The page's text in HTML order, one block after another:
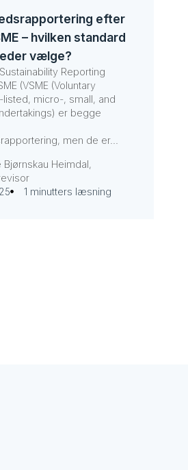
efter
– hvilken standard
vælge?
Reporting
(VSME (Voluntary
listed, micro-, small, and
er begge
men de er...
Bjørnskau Heimdal,
1 minutters læsning